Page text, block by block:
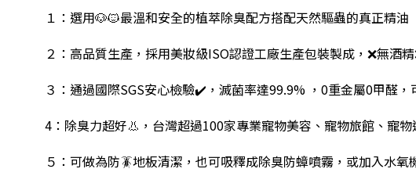
１：選用🐶🐱最溫和安全的植萃除臭配方搭配天然驅蟲的真正精油
２：高品質生產，採用美妝級ISO認證工廠生產包裝製成，❌️無酒
３：通過國際SGS安心檢驗✔️，滅菌率達99.9% ，0重金屬0甲醛，
4：除臭力超好👃，台灣超過100家專業寵物美容、寵物旅館、寵
５：可做為防🪳地板清潔，也可吸釋成除臭防蟑噴霧，或加入水